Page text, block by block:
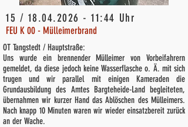
15 / 18.04.2026 - 11:44 Uhr
FEU K 00 - Mülleimerbrand
OT Tangstedt / Hauptstraße:
Uns wurde ein brennender Mülleimer von Vorbeifahrern
gemeldet, da diese jedoch keine Wasserflasche o. Ä. mit sich
trugen und wir parallel mit einigen Kameraden die
Grundausbildung des Amtes Bargteheide-Land begleiteten,
übernahmen wir kurzer Hand das Ablöschen des Mülleimers.
Nach knapp 10 Minuten waren wir wieder einsatzbereit zurück
an der Wache.